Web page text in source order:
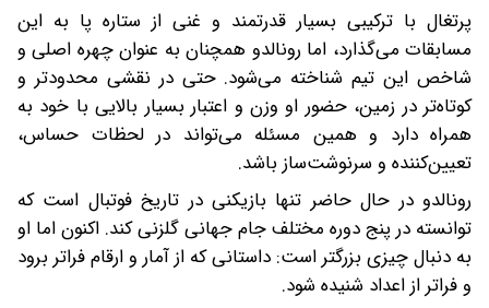
پرتغال با ترکیبی بسیار قدرتمند و غنی از ستاره پا به این
مسابقات می‌گذارد، اما رونالدو همچنان به عنوان چهره اصلی و
شاخص این تیم شناخته می‌شود. حتی در نقشی محدودتر و
کوتاه‌تر در زمین، حضور او وزن و اعتبار بسیار بالایی با خود به
همراه دارد و همین مسئله می‌تواند در لحظات حساس،
تعیین‌کننده و سرنوشت‌ساز باشد.
رونالدو در حال حاضر تنها بازیکنی در تاریخ فوتبال است که
توانسته در پنج دوره مختلف جام جهانی گلزنی کند. اکنون اما او
به دنبال چیزی بزرگتر است: داستانی که از آمار و ارقام فراتر برود
و فراتر از اعداد شنیده شود.